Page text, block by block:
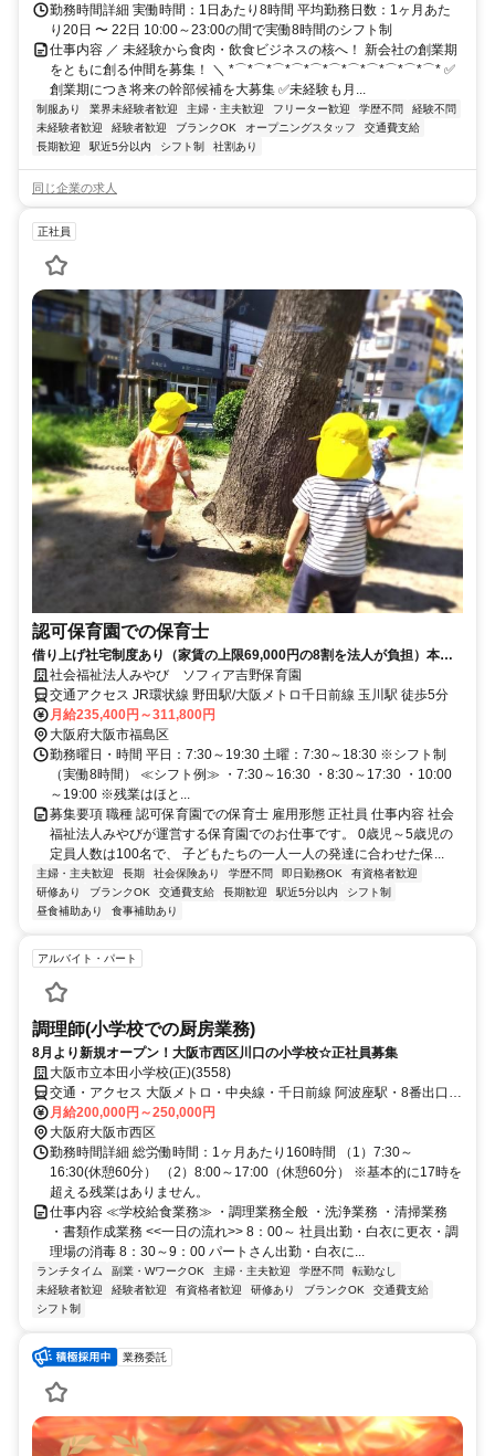
勤務時間詳細 実働時間：1日あたり8時間 平均勤務日数：1ヶ月あた
り20日 〜 22日 10:00～23:00の間で実働8時間のシフト制
仕事内容 ／ 未経験から食肉・飲食ビジネスの核へ！ 新会社の創業期
をともに創る仲間を募集！ ＼ *⌒*⌒*⌒*⌒*⌒*⌒*⌒*⌒*⌒*⌒*⌒* ✅
創業期につき将来の幹部候補を大募集 ✅未経験も月...
制服あり 業界未経験者歓迎 主婦・主夫歓迎 フリーター歓迎 学歴不問
経験不問
未経験者歓迎
経験者歓迎 ブランクOK オープニングスタッフ
交通費支給
長期歓迎
駅近5分以内 シフト制 社割あり
同じ企業の求人
正社員
認可保育園での保育士
借り上げ社宅制度あり（家賃の上限69,000円の8割を法人が負担）本人
負担２割（共益費を含む）
社会福祉法人みやび ソフィア吉野保育園
交通アクセス JR環状線 野田駅/大阪メトロ千日前線 玉川駅 徒歩5分
月給235,400円～311,800円
大阪府大阪市福島区
勤務曜日・時間 平日：7:30～19:30 土曜：7:30～18:30 ※シフト制
（実働8時間） ≪シフト例≫ ・7:30～16:30 ・8:30～17:30 ・10:00
～19:00 ※残業はほと...
募集要項 職種 認可保育園での保育士 雇用形態 正社員 仕事内容 社会
福祉法人みやびが運営する保育園でのお仕事です。 0歳児～5歳児の
定員人数は100名で、 子どもたちの一人一人の発達に合わせた保...
主婦・主夫歓迎 長期 社会保険あり 学歴不問 即日勤務OK
有資格者歓迎
研修あり
ブランクOK 交通費支給 長期歓迎 駅近5分以内
シフト制
昼食補助あり
食事補助あり
アルバイト・パート
調理師(小学校での厨房業務)
8月より新規オープン！大阪市西区川口の小学校☆正社員募集
大阪市立本田小学校(正)(3558)
交通・アクセス 大阪メトロ・中央線・千日前線 阿波座駅・8番出口・
徒歩6分
月給200,000円～250,000円
大阪府大阪市西区
勤務時間詳細 総労働時間：1ヶ月あたり160時間 （1）7:30～
16:30(休憩60分） （2）8:00～17:00（休憩60分） ※基本的に17時を
超える残業はありません。
仕事内容 ≪学校給食業務≫ ・調理業務全般 ・洗浄業務 ・清掃業務
・書類作成業務 <<一日の流れ>> 8：00～ 社員出勤・白衣に更衣・調
理場の消毒 8：30～9：00 パートさん出勤・白衣に...
ランチタイム 副業・WワークOK 主婦・主夫歓迎 学歴不問
転勤なし
未経験者歓迎
経験者歓迎 有資格者歓迎 研修あり ブランクOK
交通費支給
シフト制
業務委託